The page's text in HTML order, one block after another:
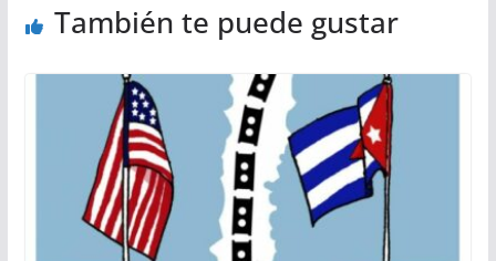
También te puede gustar